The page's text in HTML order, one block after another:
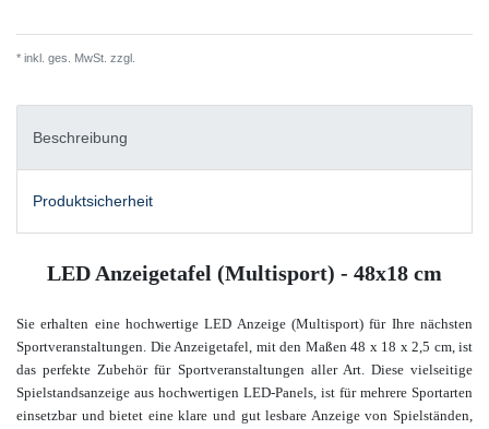
* inkl. ges. MwSt. zzgl.
Beschreibung
Produktsicherheit
LED Anzeigetafel (Multisport) - 48x18 cm
Sie erhalten eine hochwertige LED Anzeige (Multisport) für Ihre nächsten
Sportveranstaltungen. Die Anzeigetafel, mit den Maßen 48 x 18 x 2,5 cm, ist
das perfekte Zubehör für Sportveranstaltungen aller Art. Diese vielseitige
Spielstandsanzeige aus hochwertigen LED-Panels, ist für mehrere Sportarten
einsetzbar und bietet eine klare und gut lesbare Anzeige von Spielständen,